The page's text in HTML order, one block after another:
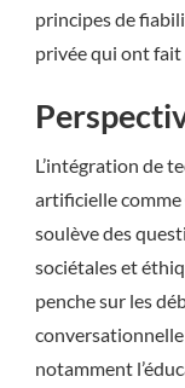
principes de
privée qui ont
L’intégration de
artificielle
soulève des
sociétales et
penche sur les
conversationnelle
notamment